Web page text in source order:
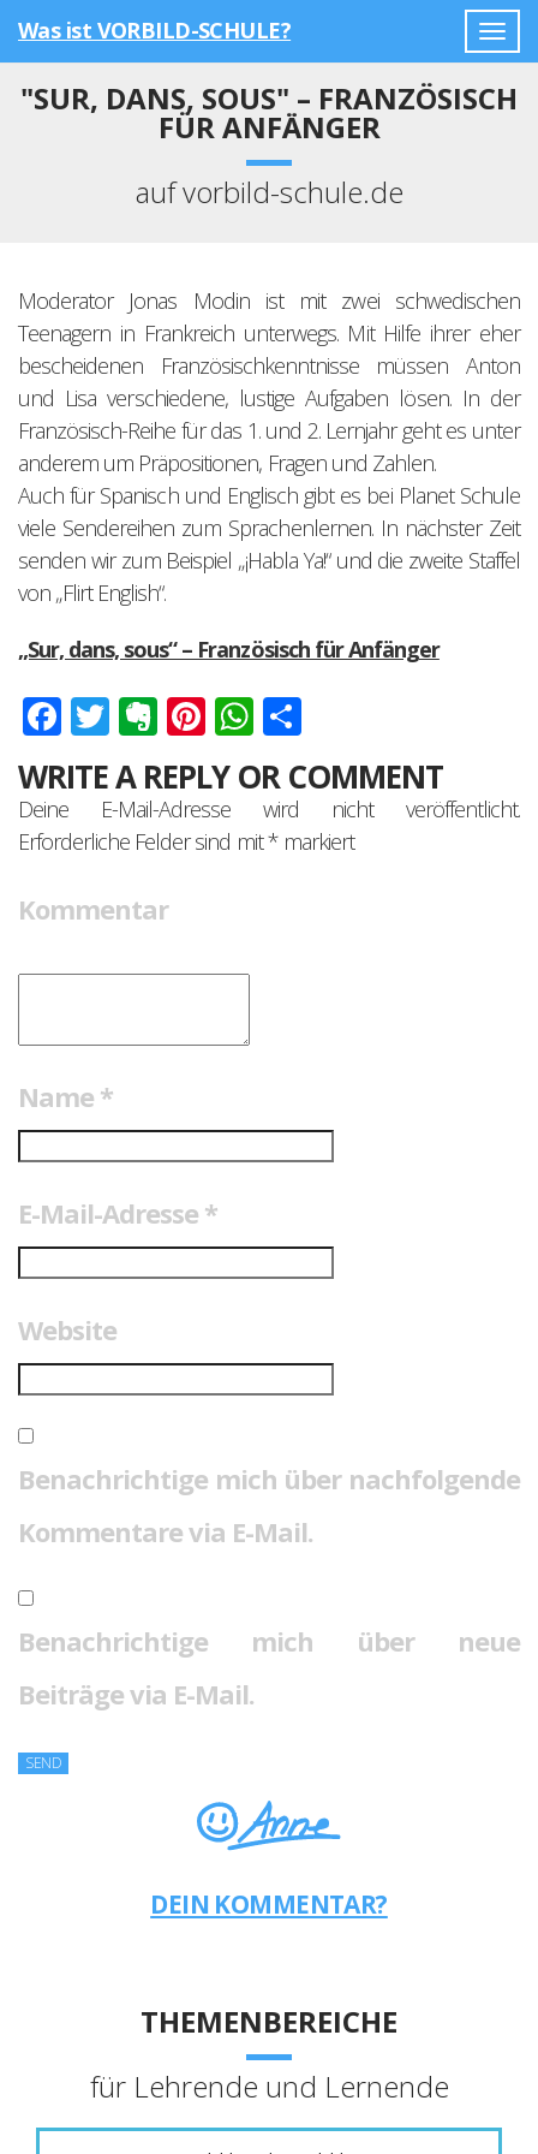
Was ist VORBILD-SCHULE?
"SUR, DANS, SOUS" – FRANZÖSISCH
FÜR ANFÄNGER
auf vorbild-schule.de
Moderator Jonas Modin ist mit zwei schwedischen
Teenagern in Frankreich unterwegs. Mit Hilfe ihrer eher
bescheidenen Französischkenntnisse müssen Anton
und Lisa verschiedene, lustige Aufgaben lösen. In der
Französisch-Reihe für das 1. und 2. Lernjahr geht es unter
anderem um Präpositionen, Fragen und Zahlen.
Auch für Spanisch und Englisch gibt es bei Planet Schule
viele Sendereihen zum Sprachenlernen. In nächster Zeit
senden wir zum Beispiel „¡Habla Ya!“ und die zweite Staffel
von „Flirt English“.
„Sur, dans, sous“ – Französisch für Anfänger
Facebook
Twitter
Evernote
Pinterest
WhatsApp
WRITE A REPLY OR COMMENT
Deine E-Mail-Adresse wird nicht veröffentlicht.
Erforderliche Felder sind mit*markiert
Kommentar
Name *
E-Mail-Adresse *
Website
Benachrichtige mich über nachfolgende
Kommentare via E-Mail.
Benachrichtige mich über neue
Beiträge via E-Mail.
DEIN KOMMENTAR?
THEMENBEREICHE
für Lehrende und Lernende